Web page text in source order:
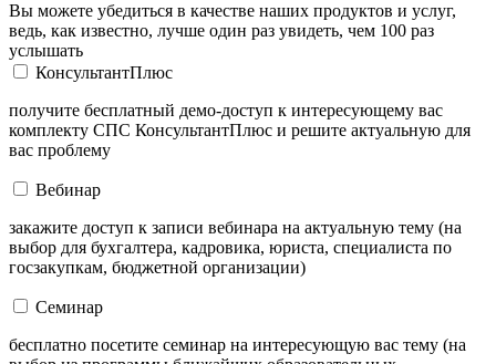
Вы можете убедиться в качестве наших продуктов и услуг,
ведь, как известно, лучше один раз увидеть, чем 100 раз
услышать
КонсультантПлюс
получите бесплатный демо-доступ к интересующему вас
комплекту СПС КонсультантПлюс и решите актуальную для
вас проблему
Вебинар
закажите доступ к записи вебинара на актуальную тему (на
выбор для бухгалтера, кадровика, юриста, специалиста по
госзакупкам, бюджетной организации)
Семинар
бесплатно посетите семинар на интересующую вас тему (на